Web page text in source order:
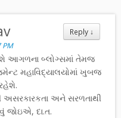
Reply ↓
PM
આગળના બ્લોગ્સમાં તેમજ
મહાવિદ્યાલયોમાં ખુબજ
અસરકારકતા અને સરળતાથી
જોઇએ, દા.ત.